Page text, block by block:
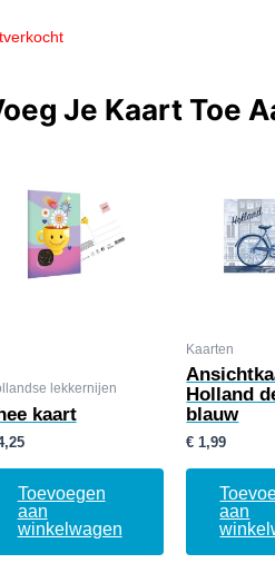
Je Kaart Toe
lekkernijen
kaart
Toevoegen
aan
winkelwagen
Kaarten
Holland
blauw
€ 1,99
aan